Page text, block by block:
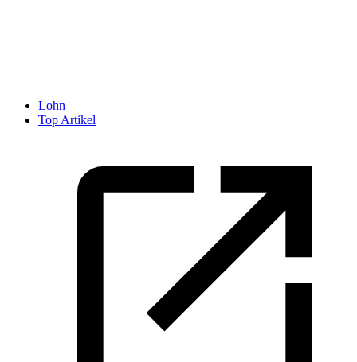
Lohn
Top Artikel